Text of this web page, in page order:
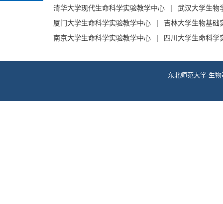
清华大学现代生命科学实验教学中心
武汉大学生物
厦门大学生命科学实验教学中心
吉林大学生物基础
南京大学生命科学实验教学中心
四川大学生命科学
东北师范大学·生